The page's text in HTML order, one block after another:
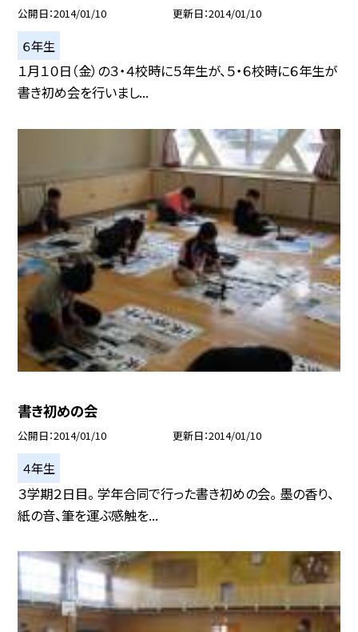
公開日 2014/01/10 更新日 2014/01/10
６年生
１月１０日（金）の３・４校時に５年生が、５・６校時に６年生が
書き初め会を行いまし...
書き初めの会
公開日 2014/01/10 更新日 2014/01/10
４年生
３学期２日目。 学年合同で行った書き初めの会。 墨の香り、
紙の音、筆を運ぶ感触を...